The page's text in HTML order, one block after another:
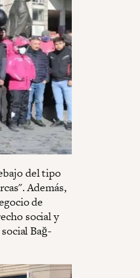
del tipo
Además,
de
social y
Bağ-